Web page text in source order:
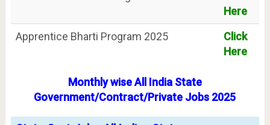
Here
Apprentice Bharti Program 2025
Click
Here
Monthly wise All India State
Government/Contract/Private Jobs 2025